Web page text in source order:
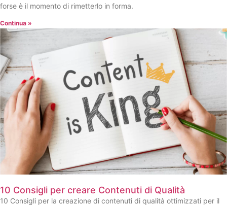
forse è il momento di rimetterlo in forma.
Continua »
10 Consigli per creare Contenuti di Qualità
10 Consigli per la creazione di contenuti di qualità ottimizzati per il